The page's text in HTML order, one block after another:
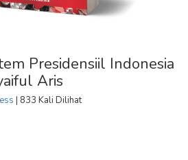
Presidensiil Indonesia
Aris
| 833 Kali Dilihat